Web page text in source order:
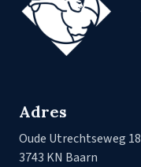
Adres
Oude Utrechtseweg 18
3743 KN Baarn